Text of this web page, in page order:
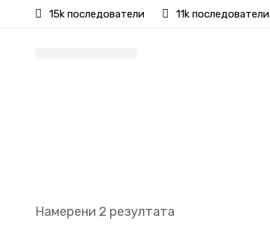
15k последователи 11k последователи
Намерени 2 резултата